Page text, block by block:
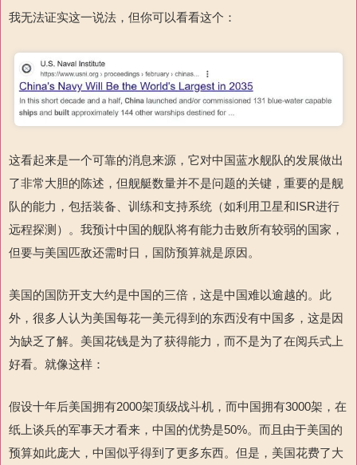
我无法证实这一说法，但你可以看看这个：
这看起来是一个可靠的消息来源，它对中国蓝水舰队的发展做出
了非常大胆的陈述，但舰艇数量并不是问题的关键，重要的是舰
队的能力，包括装备、训练和支持系统（如利用卫星和ISR进行
远程探测）。我预计中国的舰队将有能力击败所有较弱的国家，
但要与美国匹敌还需时日，国防预算就是原因。
美国的国防开支大约是中国的三倍，这是中国难以逾越的。此
外，很多人认为美国每花一美元得到的东西没有中国多，这是因
为缺乏了解。美国花钱是为了获得能力，而不是为了在阅兵式上
好看。就像这样：
假设十年后美国拥有2000架顶级战斗机，而中国拥有3000架，在
纸上谈兵的军事天才看来，中国的优势是50%。而且由于美国的
预算如此庞大，中国似乎得到了更多东西。但是，美国花费了大